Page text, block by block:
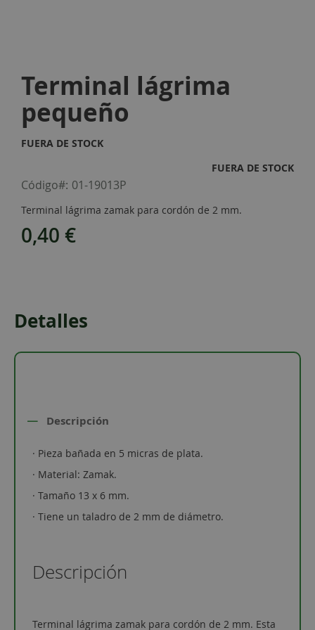
the
beginning
of
the
images
Terminal lágrima
pequeño
FUERA DE STOCK
FUERA DE STOCK
Código 01-19013P
Terminal lágrima zamak para cordón de 2 mm.
0,40 €
Detalles
Descripción
· Pieza bañada en 5 micras de plata.
· Material: Zamak.
· Tamaño 13 x 6 mm.
· Tiene un taladro de 2 mm de diámetro.
Descripción
Terminal lágrima zamak para cordón de 2 mm. Esta